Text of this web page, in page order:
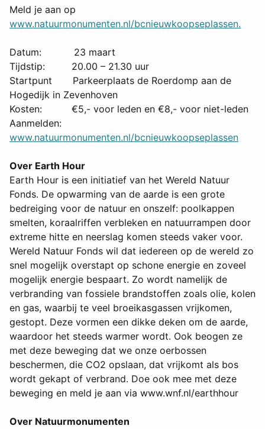
Meld je aan op
www.natuurmonumenten.nl/bcnieuwkoopseplassen.
Datum: 23 maart
Tijdstip: 20.00 – 21.30 uur
Startpunt Parkeerplaats de Roerdomp aan de
Hogedijk in Zevenhoven
Kosten: €5,- voor leden en €8,- voor niet-leden
Aanmelden:
www.natuurmonumenten.nl/bcnieuwkoopseplassen
Over Earth Hour
Earth Hour is een initiatief van het Wereld Natuur
Fonds. De opwarming van de aarde is een grote
bedreiging voor de natuur en onszelf: poolkappen
smelten, koraalriffen verbleken en natuurrampen door
extreme hitte en neerslag komen steeds vaker voor.
Wereld Natuur Fonds wil dat iedereen op de wereld zo
snel mogelijk overstapt op schone energie en zoveel
mogelijk energie bespaart. Zo wordt namelijk de
verbranding van fossiele brandstoffen zoals olie, kolen
en gas, waarbij te veel broeikasgassen vrijkomen,
gestopt. Deze vormen een dikke deken om de aarde,
waardoor het steeds warmer wordt. Ook beogen ze
met deze beweging dat we onze oerbossen
beschermen, die CO2 opslaan, dat vrijkomt als bos
wordt gekapt of verbrand. Doe ook mee met deze
beweging en meld je aan via www.wnf.nl/earthhour
Over Natuurmonumenten